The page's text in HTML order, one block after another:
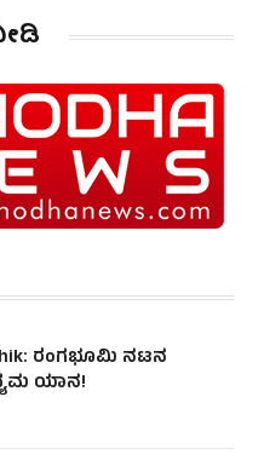
ರಂಗಭೂಮಿ ನಟನ
ಯಾನ!